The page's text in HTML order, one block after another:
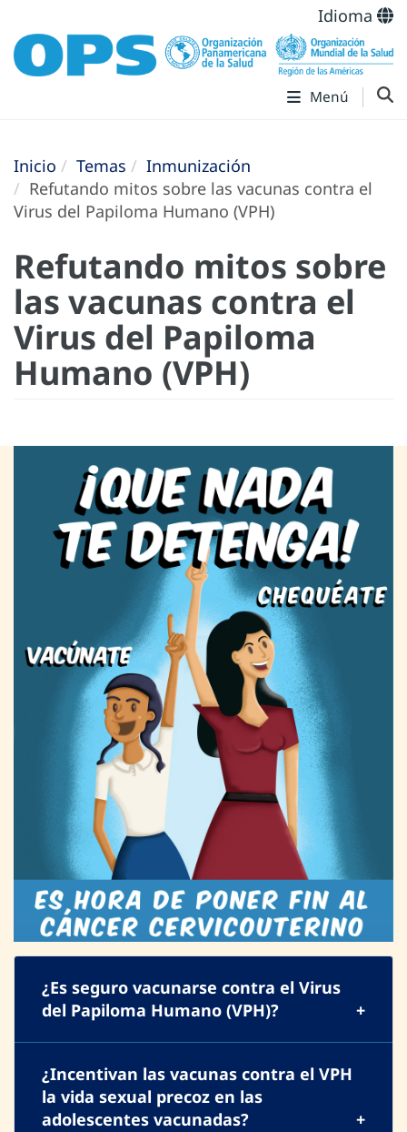
Idioma
Menú
Inicio Temas
Inmunización
Refutando mitos sobre las vacunas contra el
Virus del Papiloma Humano (VPH)
Refutando mitos sobre
las vacunas contra el
Virus del Papiloma
Humano (VPH)
¿Es seguro vacunarse contra el Virus
del Papiloma Humano (VPH)?
¿Incentivan las vacunas contra el VPH
la vida sexual precoz en las
adolescentes vacunadas?